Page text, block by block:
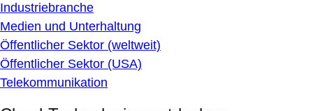
Industriebranche
Medien und Unterhaltung
Öffentlicher Sektor (weltweit)
Öffentlicher Sektor (USA)
Telekommunikation